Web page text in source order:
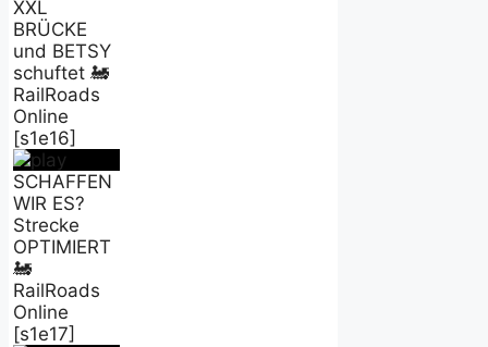
XXL
BRÜCKE
und BETSY
schuftet 🚂
RailRoads
Online
[s1e16]
SCHAFFEN
WIR ES?
Strecke
OPTIMIERT
🚂
RailRoads
Online
[s1e17]